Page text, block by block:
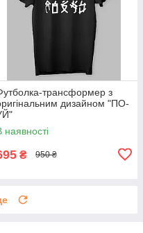
трансформер з
дизайном "ПО-
наявності
₴ 950 ₴